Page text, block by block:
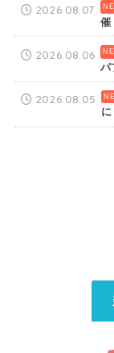
催
2026.08.07
パ
2026.08.06
2026.08.05